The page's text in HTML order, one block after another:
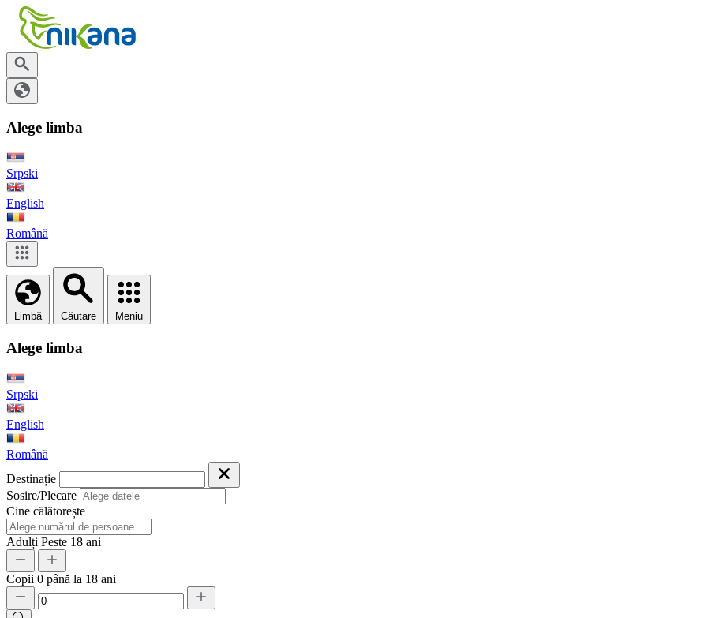
Alege limba
Srpski
English
Română
Limbă Căutare Meniu
Alege limba
Srpski
English
Română
Destinație
Sosire/Plecare
Cine călătorește
Adulți Peste 18 ani
Copii 0 până la 18 ani